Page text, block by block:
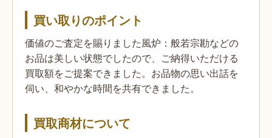
買い取りのポイント
価値のご査定を賜りました風炉：般若宗勘などの
お品は美しい状態でしたので、ご納得いただける
買取額をご提案できました。お品物の思い出話を
伺い、和やかな時間を共有できました。
買取商材について